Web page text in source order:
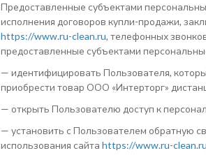
Предоставленные субъектами
исполнения договоров купли-продажи,
https://www.ru-clean.ru, телефонных
предоставленные субъектами
— идентифицировать Пользователя,
приобрести товар ООО «Интерторг»
— открыть Пользователю доступ к
— установить с Пользователем обратную
использования сайта https://www.ru-clean.ru